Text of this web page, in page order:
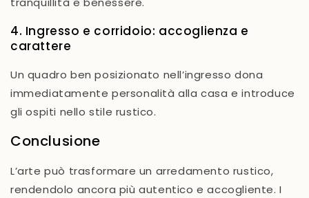
4. Ingresso e corridoio: accoglienza e
carattere
Un quadro ben posizionato nell’ingresso dona
immediatamente personalità alla casa e introduce
gli ospiti nello stile rustico.
Conclusione
L’arte può trasformare un arredamento rustico,
rendendolo ancora più autentico e accogliente. I